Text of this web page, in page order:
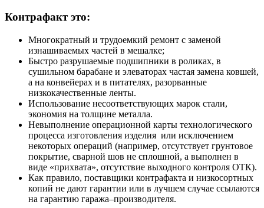
Контрафакт это:
Многократный и трудоемкий ремонт с заменой
изнашиваемых частей в мешалке;
Быстро разрушаемые подшипники в роликах, в
сушильном барабане и элеваторах частая замена ковшей,
а на конвейерах и в питателях, разорванные
низкокачественные ленты.
Использование несоответствующих марок стали,
экономия на толщине металла.
Невыполнение операционной карты технологического
процесса изготовления изделия или исключением
некоторых операций (например, отсутствует грунтовое
покрытие, сварной шов не сплошной, а выполнен в
виде «прихвата», отсутствие выходного контроля ОТК).
Как правило, поставщики контрафакта и низкосортных
копий не дают гарантии или в лучшем случае ссылаются
на гарантию гаража–производителя.